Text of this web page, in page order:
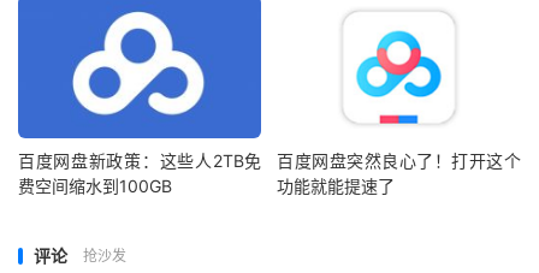
百度网盘新政策：这些人2TB免
费空间缩水到100GB
百度网盘突然良心了！打开这个
功能就能提速了
评论 抢沙发